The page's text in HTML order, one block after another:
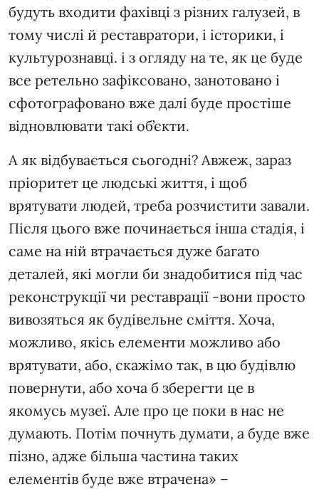
будуть входити фахівці з різних галузей, в
тому числі й реставратори, і історики, і
культурознавці. і з огляду на те, як це буде
все ретельно зафіксовано, занотовано і
сфотографовано вже далі буде простіше
відновлювати такі об’єкти.
А як відбувається сьогодні? Авжеж, зараз
пріоритет це людські життя, і щоб
врятувати людей, треба розчистити завали.
Після цього вже починається інша стадія, і
саме на ній втрачається дуже багато
деталей, які могли би знадобитися під час
реконструкції чи реставрації -вони просто
вивозяться як будівельне сміття. Хоча,
можливо, якісь елементи можливо або
врятувати, або, скажімо так, в цю будівлю
повернути, або хоча б зберегти це в
якомусь музеї. Але про це поки в нас не
думають. Потім почнуть думати, а буде вже
пізно, адже більша частина таких
елементів буде вже втрачена» –